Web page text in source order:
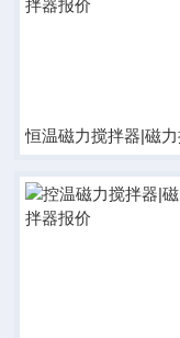
恒温磁力搅拌器|磁力